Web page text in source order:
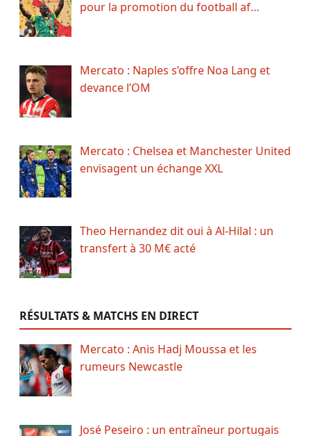
pour la promotion du football af…
Mercato : Naples s’offre Noa Lang et
devance l’OM
Mercato : Chelsea et Manchester United
envisagent un échange XXL
Theo Hernandez dit oui à Al-Hilal : un
transfert à 30 M€ acté
RÉSULTATS & MATCHS EN DIRECT
Mercato : Anis Hadj Moussa et les
rumeurs Newcastle
José Peseiro : un entraîneur portugais